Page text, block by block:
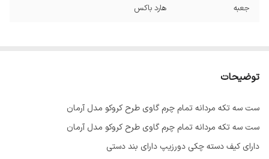
جعبه هارد باکس
توضیحات
ست سه تکه مردانه تمام چرم گاوی طرح کروکو مدل آرمان
ست سه تکه مردانه تمام چرم گاوی طرح کروکو مدل آرمان
دارای کیف دسته چکی دورزیپ دارای بند دستی